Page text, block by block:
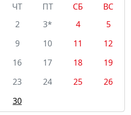
ЧТ ПТ СБ
ВС
2 3* 4
5
9 10 11
12
16 17 18
19
23 24 25
26
30